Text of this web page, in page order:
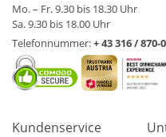
Mo. – Fr. 9.30 bis 18.30 Uhr
Sa. 9.30 bis 18.00 Uhr
Telefonnummer:+ 43 316 / 870-0
Kundenservice